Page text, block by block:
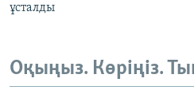
ұсталды
Оқыңыз. Көріңіз.